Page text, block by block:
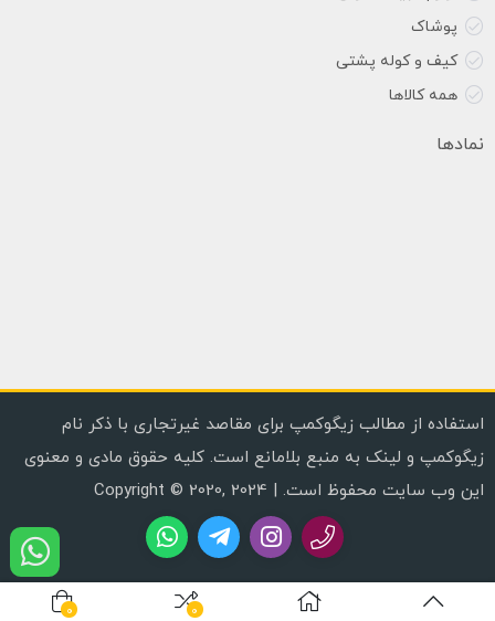
پوشاک
کیف و کوله پشتی
همه کالاها
نمادها
استفاده از مطالب زیگوکمپ برای مقاصد غیرتجاری با ذکر نام
زیگوکمپ و لینک به منبع بلامانع است. کلیه حقوق مادی و معنوی
این وب سایت محفوظ است. | Copyright © 2020, 2024
0
0